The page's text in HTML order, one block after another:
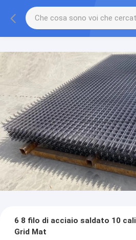
6 8 filo di acciaio saldato 10
Grid Mat